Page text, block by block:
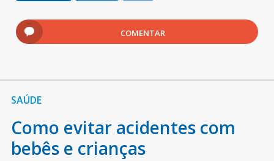
COMENTAR
SAÚDE
Como evitar acidentes com
bebês e crianças